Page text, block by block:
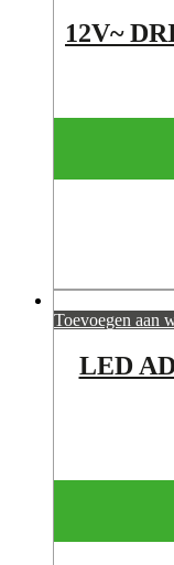
12V~
Toevoegen aan
LED